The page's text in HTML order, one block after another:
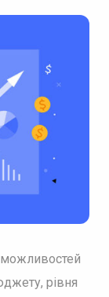
можливостей
рівня